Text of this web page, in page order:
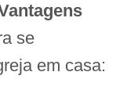
se
em casa: